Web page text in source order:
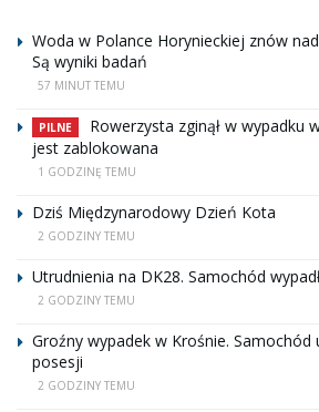
Woda w Polance Horynieckiej znów
Są wyniki badań
57 MINUT TEMU
PILNE
Rowerzysta zginął w wypadku
jest zablokowana
1 GODZINĘ TEMU
Dziś Międzynarodowy Dzień Kota
2 GODZINY TEMU
Utrudnienia na DK28. Samochód
2 GODZINY TEMU
Groźny wypadek w Krośnie. Samochód
posesji
2 GODZINY TEMU